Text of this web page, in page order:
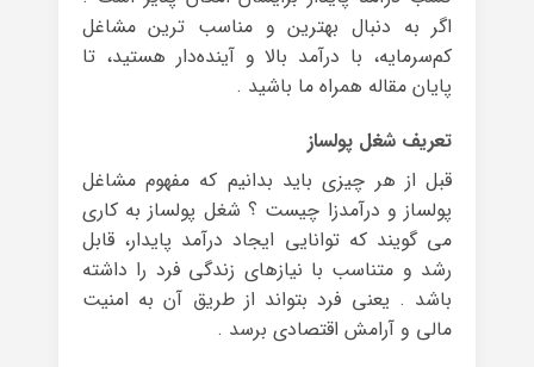
اگر به دنبال بهترین و مناسب ترین مشاغل
کم‌سرمایه، با درآمد بالا و آینده‌دار هستید، تا
پایان مقاله همراه ما باشید .
تعریف شغل پولساز
قبل از هر چیزی باید بدانیم که مفهوم مشاغل
پولساز و درآمدزا چیست ؟ شغل پولساز به کاری
می گویند که توانایی ایجاد درآمد پایدار، قابل
رشد و متناسب با نیازهای زندگی فرد را داشته
باشد . یعنی فرد بتواند از طریق آن به امنیت
مالی و آرامش اقتصادی برسد .